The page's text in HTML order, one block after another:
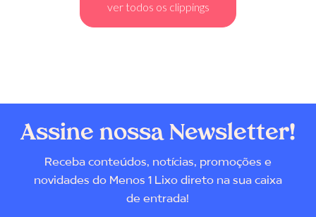
ver todos os clippings
Assine nossa Newsletter!
Receba conteúdos, notícias, promoções e
novidades do Menos 1 Lixo direto na sua caixa
de entrada!